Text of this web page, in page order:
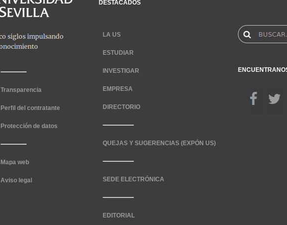
Transparencia
Perfil del contratante
Protección de datos
Mapa web
Aviso legal
DESTACADOS
LA US
ESTUDIAR
INVESTIGAR
EMPRESA
DIRECTORIO
QUEJAS Y SUGERENCIAS (EXPÓN US)
SEDE ELECTRÓNICA
EDITORIAL